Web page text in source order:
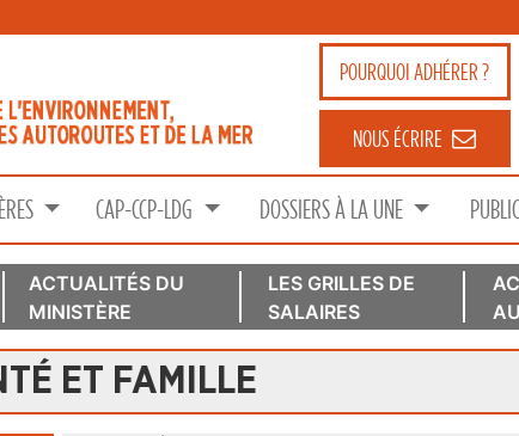
POURQUOIADHÉRER ?
NOUS ÉCRIRE
CAP-CCP-LDG DOSSIERS À LA UNE
ACTUALITÉS DU
MINISTÈRE
LES GRILLES DE
SALAIRES
ET FAMILLE